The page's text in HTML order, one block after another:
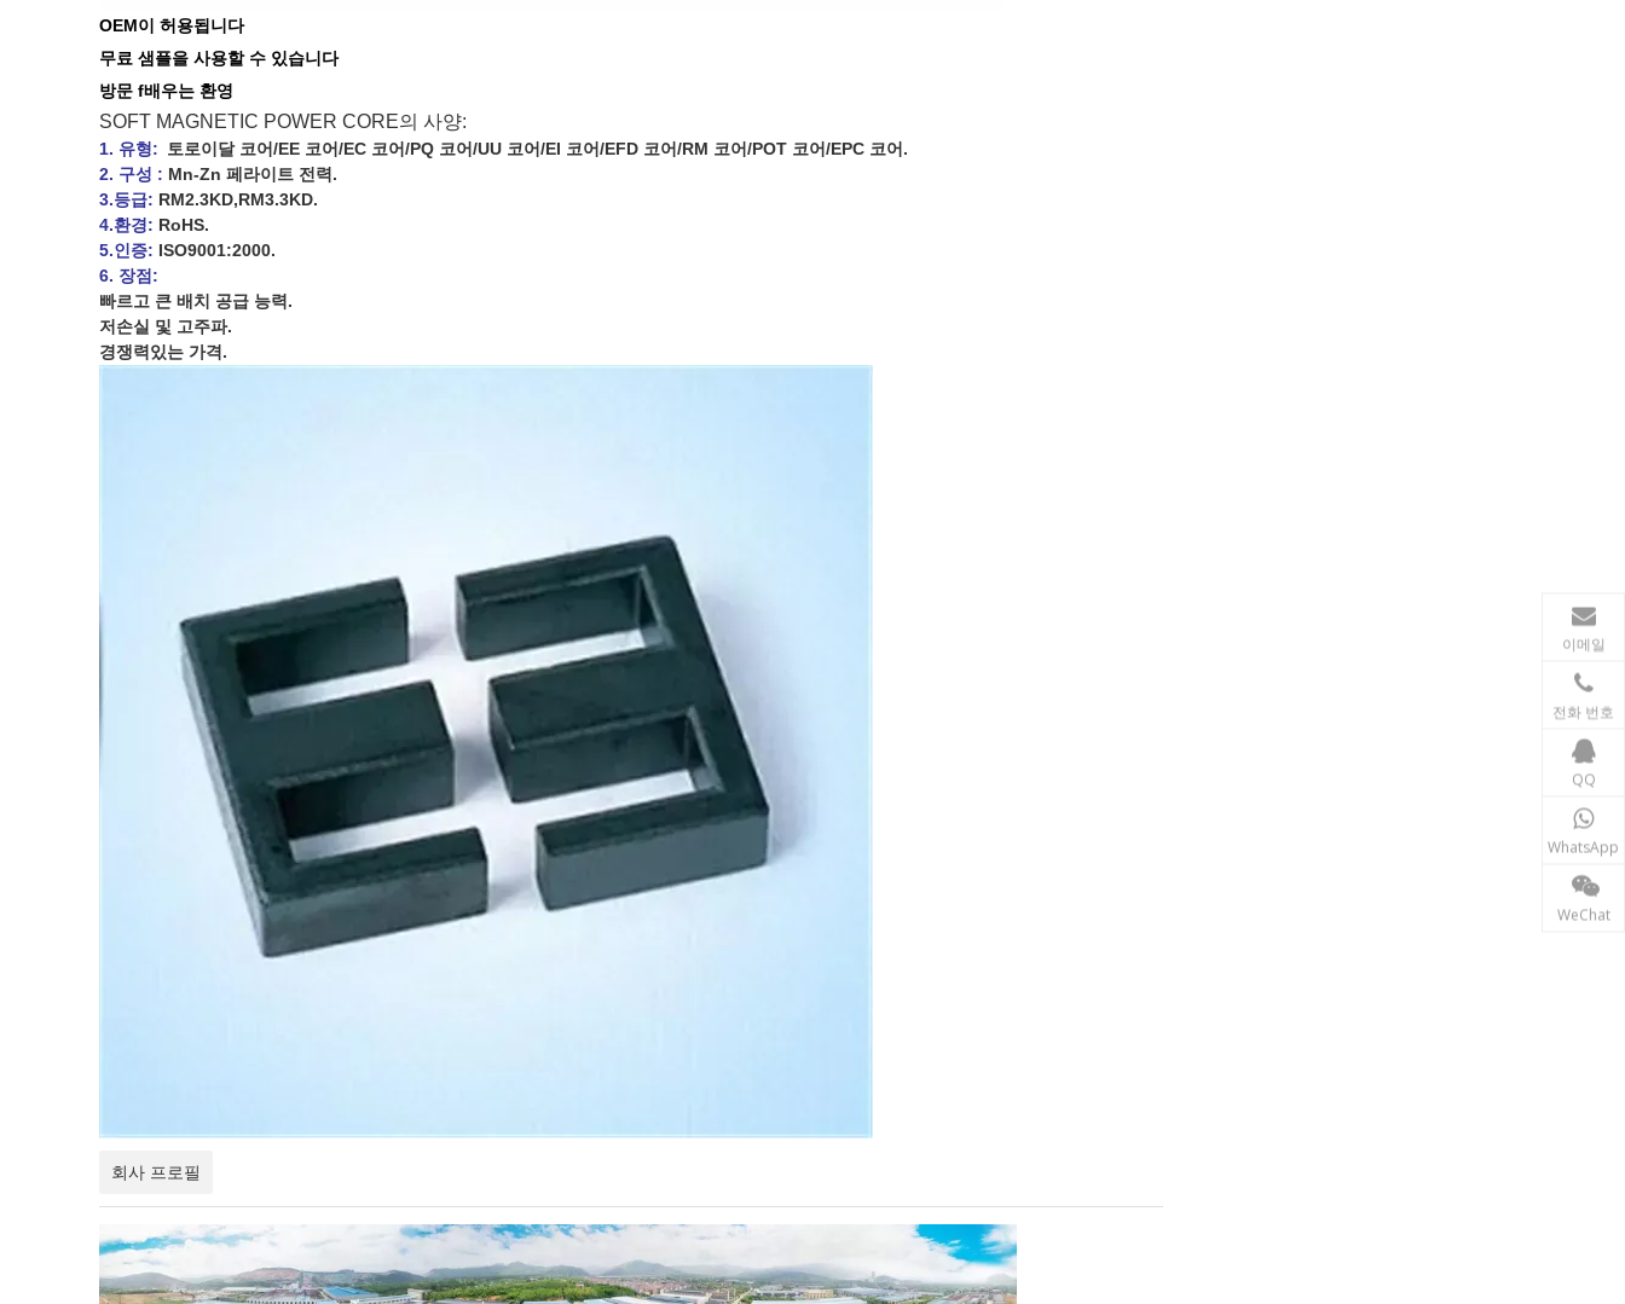
OEM이 허용됩니다
무료 샘플을 사용할 수 있습니다
방문 f배우는 환영
SOFT MAGNETIC POWER CORE의 사양:
1. 유형: 토로이달 코어/EE 코어/EC 코어/PQ 코어/UU 코어/EI 코어/EFD 코어/RM 코어/POT 코어/EPC 코어.
2. 구성 : Mn-Zn 페라이트 전력.
3.등급: RM2.3KD,RM3.3KD.
4.환경: RoHS.
5.인증: ISO9001:2000.
6. 장점:
빠르고 큰 배치 공급 능력.
저손실 및 고주파.
경쟁력있는 가격.
회사 프로필
태양광, 풍력 발전 시스템 등 신재생 에너지 분야에
이메일
전화 번호
QQ
WhatsApp
WeChat